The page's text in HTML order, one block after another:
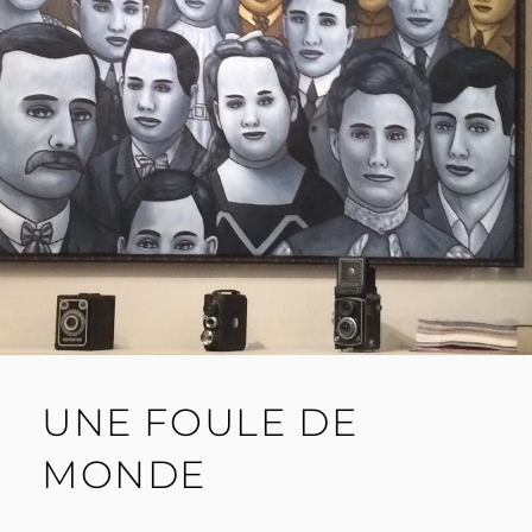
UNE FOULE DE
MONDE